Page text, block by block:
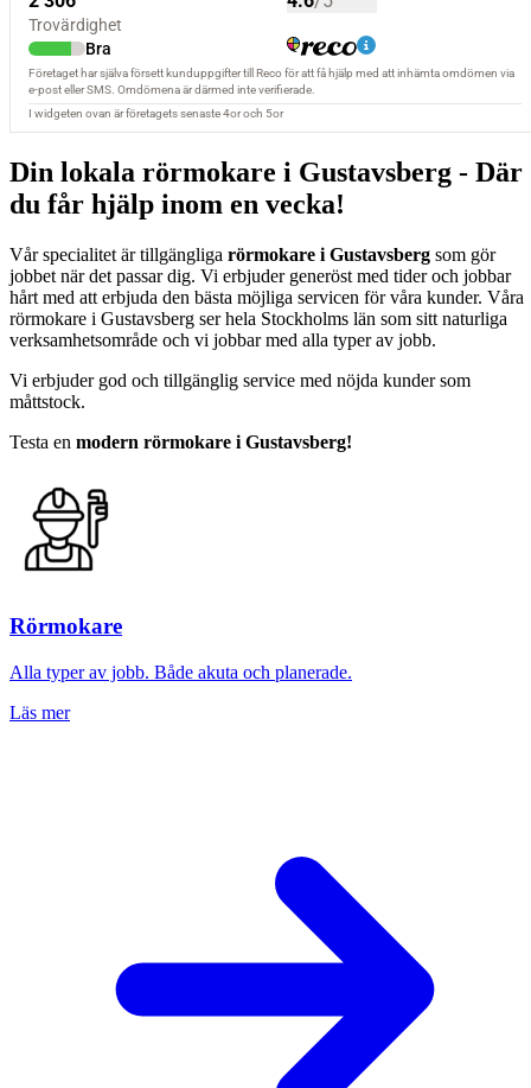
Din lokala rörmokare i Gustavsberg - Där
du får hjälp inom en vecka!
Vår specialitet är tillgängliga rörmokare i Gustavsberg som gör
jobbet när det passar dig. Vi erbjuder generöst med tider och jobbar
hårt med att erbjuda den bästa möjliga servicen för våra kunder. Våra
rörmokare i Gustavsberg ser hela Stockholms län som sitt naturliga
verksamhetsområde och vi jobbar med alla typer av jobb.
Vi erbjuder god och tillgänglig service med nöjda kunder som
måttstock.
Testa en modern rörmokare i Gustavsberg!
Rörmokare
Alla typer av jobb. Både akuta och planerade.
Läs mer